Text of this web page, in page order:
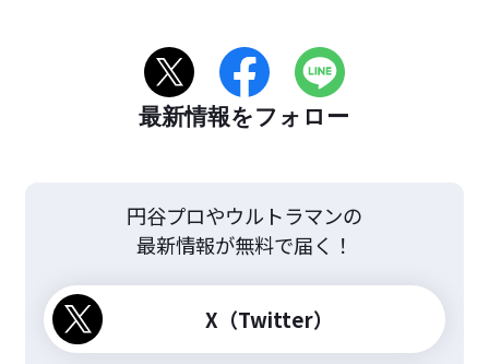
最新情報をフォロー
円谷プロやウルトラマンの
最新情報が無料で届く！
X（Twitter）